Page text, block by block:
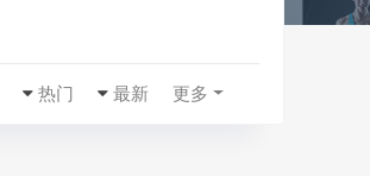
更多
最新
热门